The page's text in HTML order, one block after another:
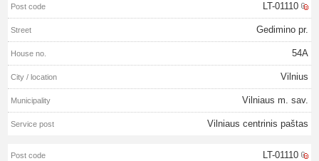
LT-01110
Gedimino pr.
54A
Vilnius
Vilniaus m. sav.
Vilniaus centrinis paštas
LT-01110